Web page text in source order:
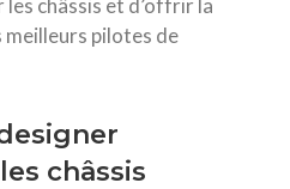
meilleurs pilotes de
châssis